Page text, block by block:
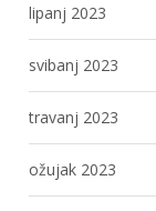
lipanj 2023
svibanj 2023
travanj 2023
ožujak 2023